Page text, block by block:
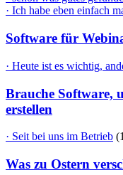
· Ich habe eben einfach
Software für
· Heute ist es wichtig,
Brauche Software,
erstellen
· Seit bei uns im Betrieb
Was zu Ostern